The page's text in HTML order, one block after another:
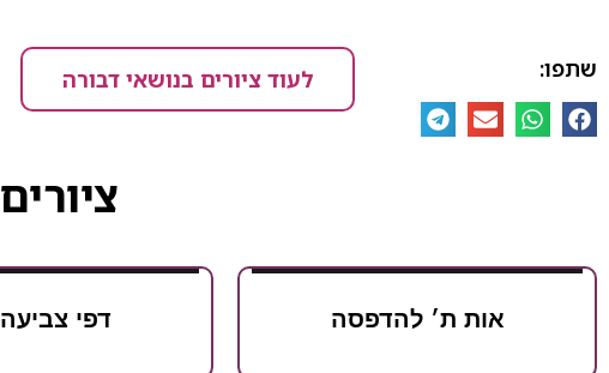
שתפו: לעוד ציורים בנושאי דבורה
אות ת׳ להדפסה דפי